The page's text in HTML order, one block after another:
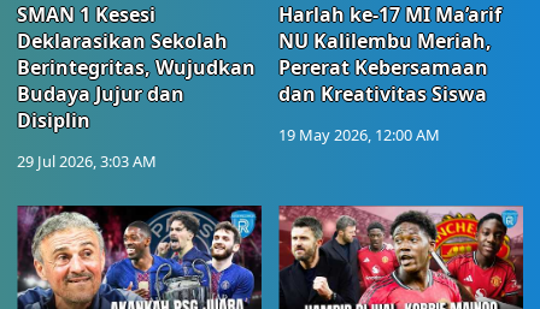
SMAN 1 Kesesi
Deklarasikan Sekolah
Berintegritas, Wujudkan
Budaya Jujur dan
Disiplin
29 Jul 2026, 3:03 AM
Harlah ke-17 MI Ma’arif
NU Kalilembu Meriah,
Pererat Kebersamaan
dan Kreativitas Siswa
19 May 2026, 12:00 AM